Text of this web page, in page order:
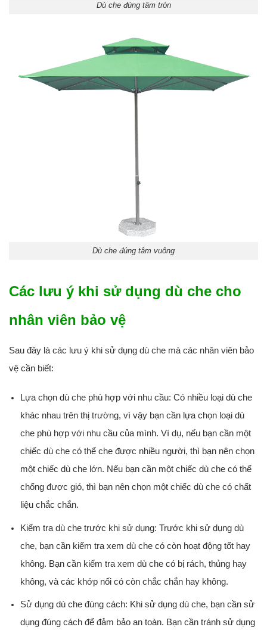
Dù che đúng tâm tròn
Dù che đúng tâm vuông
Các lưu ý khi sử dụng dù che cho
nhân viên bảo vệ
Sau đây là các lưu ý khi sử dụng dù che mà các nhân viên bảo
vệ cần biết:
Lựa chọn dù che phù hợp với nhu cầu: Có nhiều loại dù che
khác nhau trên thị trường, vì vậy bạn cần lựa chọn loại dù
che phù hợp với nhu cầu của mình. Ví dụ, nếu bạn cần một
chiếc dù che có thể che được nhiều người, thì bạn nên chọn
một chiếc dù che lớn. Nếu bạn cần một chiếc dù che có thể
chống được gió, thì bạn nên chọn một chiếc dù che có chất
liệu chắc chắn.
Kiểm tra dù che trước khi sử dụng: Trước khi sử dụng dù
che, bạn cần kiểm tra xem dù che có còn hoạt động tốt hay
không. Bạn cần kiểm tra xem dù che có bị rách, thủng hay
không, và các khớp nối có còn chắc chắn hay không.
Sử dụng dù che đúng cách: Khi sử dụng dù che, bạn cần sử
dụng đúng cách để đảm bảo an toàn. Bạn cần tránh sử dụng